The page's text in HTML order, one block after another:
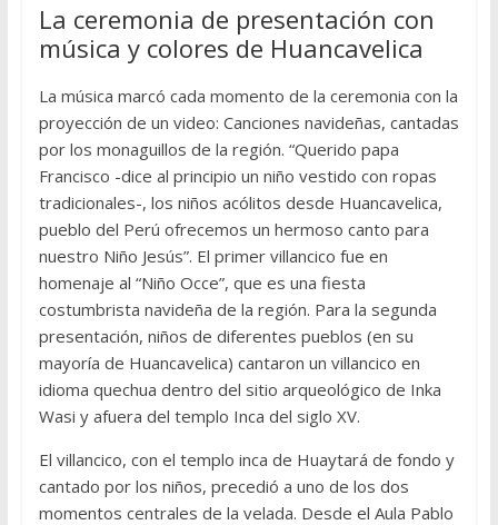
La ceremonia de presentación con
música y colores de Huancavelica
La música marcó cada momento de la ceremonia con la
proyección de un video: Canciones navideñas, cantadas
por los monaguillos de la región. “Querido papa
Francisco -dice al principio un niño vestido con ropas
tradicionales-, los niños acólitos desde Huancavelica,
pueblo del Perú ofrecemos un hermoso canto para
nuestro Niño Jesús”. El primer villancico fue en
homenaje al “Niño Occe”, que es una fiesta
costumbrista navideña de la región. Para la segunda
presentación, niños de diferentes pueblos (en su
mayoría de Huancavelica) cantaron un villancico en
idioma quechua dentro del sitio arqueológico de Inka
Wasi y afuera del templo Inca del siglo XV.
El villancico, con el templo inca de Huaytará de fondo y
cantado por los niños, precedió a uno de los dos
momentos centrales de la velada. Desde el Aula Pablo